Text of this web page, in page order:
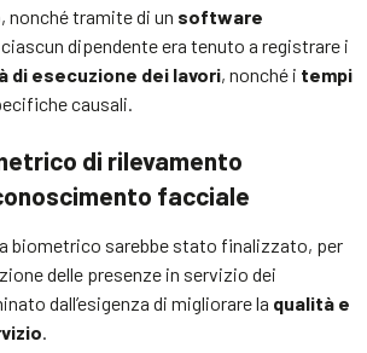
, nonché tramite di un software
dipendente era tenuto a registrare i
di esecuzione dei lavori, nonché i tempi
causali.
di rilevamento
facciale
biometrico sarebbe stato finalizzato, per
delle presenze in servizio dei
dall’esigenza di migliorare la qualità e
.